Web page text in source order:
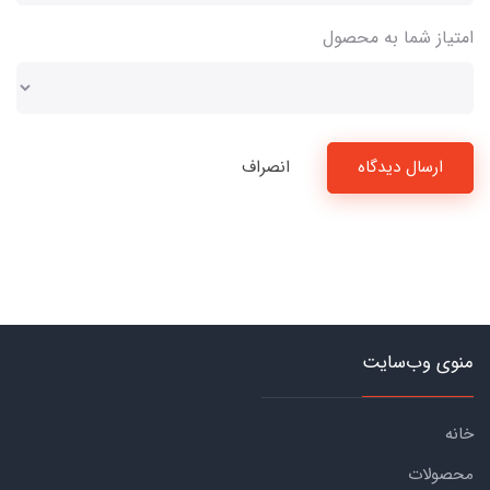
امتیاز شما به محصول
ارسال دیدگاه انصراف
منوی وب‌سایت
خانه
محصولات